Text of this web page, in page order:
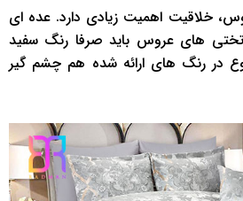
خلاقیت اهمیت زیادی دارد. عده ای
های عروس باید صرفا رنگ سفید
در رنگ های ارائه شده هم چشم گیر